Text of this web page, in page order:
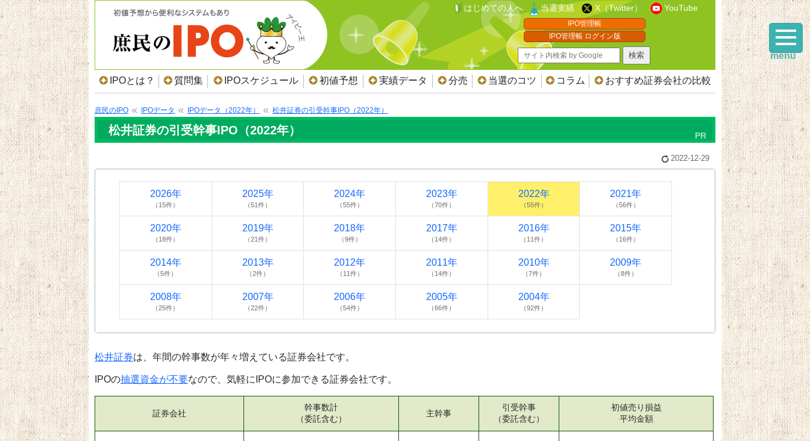
はじめての人へ 当選実績 X（Twitter） YouTube
IPO管理帳
IPO管理帳 ログイン版
IPOとは？ 質問集 IPOスケジュール 初値予想 実績データ 分売 当選のコツ コラム おすすめ証券会社の比較
庶民のIPO IPOデータ IPOデータ（2022年） 松井証券の引受幹事IPO（2022年）
松井証券の引受幹事IPO（2022年）
2022-12-29
2026年
（15件）
2025年
（51件）
2024年
（55件）
2023年
（70件）
2022年
（55件）
2021年
（56件）
2020年
（18件）
2019年
（21件）
2018年
（9件）
2017年
（14件）
2016年
（11件）
2015年
（16件）
2014年
（5件）
2013年
（2件）
2012年
（11件）
2011年
（14件）
2010年
（7件）
2009年
（8件）
2008年
（25件）
2007年
（22件）
2006年
（54件）
2005年
（66件）
2004年
（92件）
松井証券は、年間の幹事数が年々増えている証券会社です。
IPOの抽選資金が不要なので、気軽にIPOに参加できる証券会社です。
証券会社
幹事数計
（委託含む）
主幹事
引受幹事
（委託含む）
初値売り損益
平均金額
menu